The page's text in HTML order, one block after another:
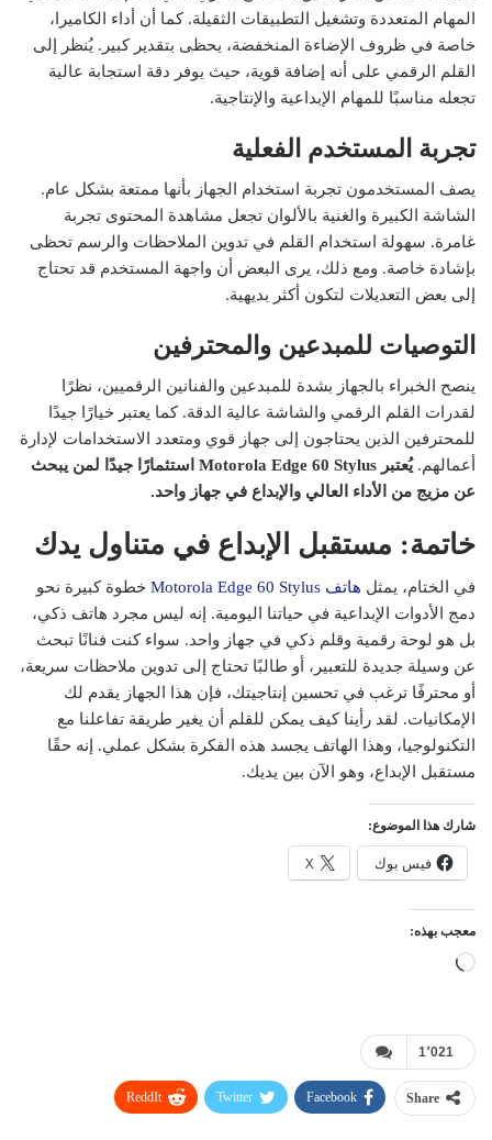
المهام المتعددة وتشغيل التطبيقات الثقيلة. كما أن أداء الكاميرا،
خاصة في ظروف الإضاءة المنخفضة، يحظى بتقدير كبير. يُنظر إلى
القلم الرقمي على أنه إضافة قوية، حيث يوفر دقة استجابة عالية
تجعله مناسبًا للمهام الإبداعية والإنتاجية.
تجربة المستخدم الفعلية
يصف المستخدمون تجربة استخدام الجهاز بأنها ممتعة بشكل عام.
الشاشة الكبيرة والغنية بالألوان تجعل مشاهدة المحتوى تجربة
غامرة. سهولة استخدام القلم في تدوين الملاحظات والرسم تحظى
بإشادة خاصة. ومع ذلك، يرى البعض أن واجهة المستخدم قد تحتاج
إلى بعض التعديلات لتكون أكثر بديهية.
التوصيات للمبدعين والمحترفين
ينصح الخبراء بالجهاز بشدة للمبدعين والفنانين الرقميين، نظرًا
لقدرات القلم الرقمي والشاشة عالية الدقة. كما يعتبر خيارًا جيدًا
للمحترفين الذين يحتاجون إلى جهاز قوي ومتعدد الاستخدامات لإدارة
أعمالهم.
يُعتبر Motorola Edge 60 Stylus استثمارًا جيدًا لمن يبحث
عن مزيج من الأداء العالي والإبداع في جهاز واحد.
خاتمة: مستقبل الإبداع في متناول يدك
في الختام، يمثل هاتف Motorola Edge 60 Stylus
خطوة كبيرة نحو
دمج الأدوات الإبداعية في حياتنا اليومية. إنه ليس مجرد هاتف ذكي،
بل هو لوحة رقمية وقلم ذكي في جهاز واحد. سواء كنت فنانًا تبحث
عن وسيلة جديدة للتعبير، أو طالبًا تحتاج إلى تدوين ملاحظات سريعة،
أو محترفًا ترغب في تحسين إنتاجيتك، فإن هذا الجهاز يقدم لك
الإمكانيات. لقد رأينا كيف يمكن للقلم أن يغير طريقة تفاعلنا مع
التكنولوجيا، وهذا الهاتف يجسد هذه الفكرة بشكل عملي. إنه حقًا
مستقبل الإبداع، وهو الآن بين يديك.
شارك هذا الموضوع:
فيس بوك X
معجب بهذه:
جاري
1٬021
Share
Facebook
Twitter
ReddIt